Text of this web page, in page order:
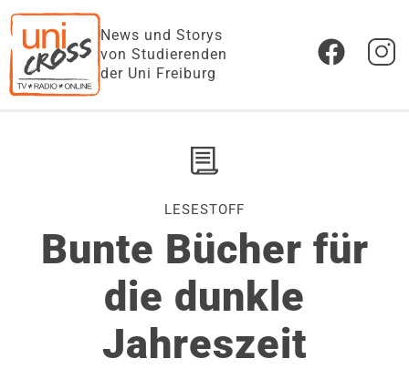
News und Storys
von Studierenden
der Uni Freiburg
LESESTOFF
Bunte Bücher für
die dunkle
Jahreszeit